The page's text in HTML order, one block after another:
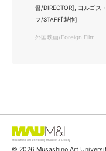
督/DIRECTOR], ヨルゴス
フ/STAFF[製作]
外国映画/Foreign Film